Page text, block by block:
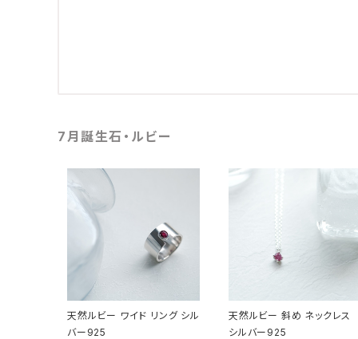
7月誕生石・ルビー
天然ルビー ワイド リング シル
バー925
天然ルビー 斜め ネックレス
シルバー925